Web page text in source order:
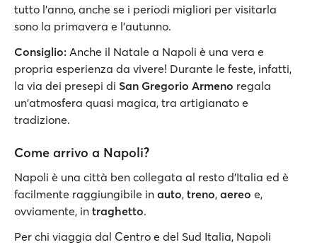
tutto l'anno, anche se i periodi migliori per visitarla
sono la primavera e l’autunno.
Consiglio: Anche il Natale a Napoli è una vera e
propria esperienza da vivere! Durante le feste, infatti,
la via dei presepi di San Gregorio Armeno regala
un'atmosfera quasi magica, tra artigianato e
tradizione.
Come arrivo a Napoli?
Napoli è una città ben collegata al resto d’Italia ed è
facilmente raggiungibile in auto, treno, aereo e,
ovviamente, in traghetto.
Per chi viaggia dal Centro e del Sud Italia, Napoli